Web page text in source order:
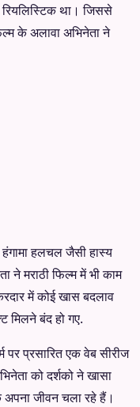
रियलिस्टिक था। जिससे
के अलावा अभिनेता ने
हलचल जैसी हास्य
ने मराठी फिल्म में भी काम
में कोई खास बदलाव
मिलने बंद हो गए.
पर प्रसारित एक वेब सीरीज
को दर्शको ने खासा
जीवन चला रहे हैं।